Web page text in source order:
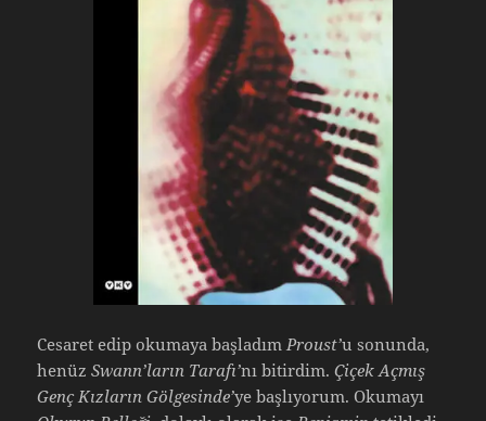
Cesaret edip okumaya başladımProust’u sonunda,
henüzSwann’ların Tarafı’nı bitirdim.Çiçek Açmış
Genç Kızların Gölgesinde’ye başlıyorum. Okumayı